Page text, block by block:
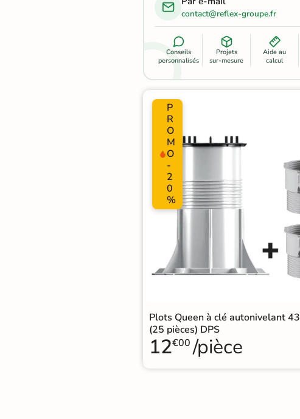
contact@reflex-groupe.fr
Conseils
personnalisés
Projets
sur-mesure
Aide au
calcul
P
R
O
M
O
-
2
0
%
Plots Queen à clé autonivelant
(25 pièces) DPS
12€00 /pièce